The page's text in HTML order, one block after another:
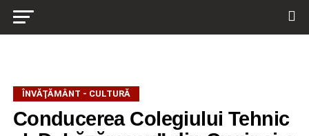
ÎNVĂŢĂMÂNT - CULTURĂ
Conducerea Colegiului Tehnic